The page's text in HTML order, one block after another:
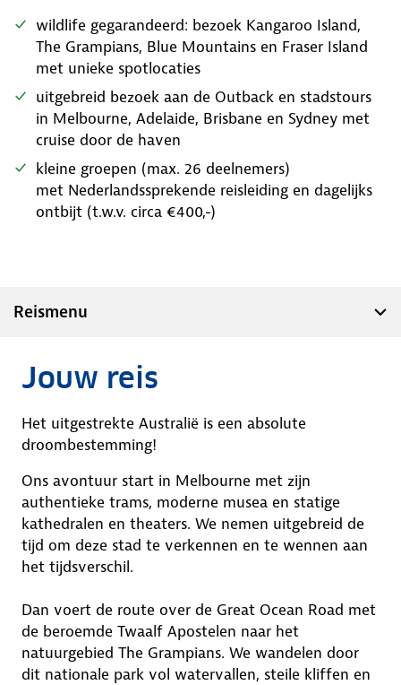
wildlife gegarandeerd: bezoek Kangaroo Island,
The Grampians, Blue Mountains en Fraser Island
met unieke spotlocaties
uitgebreid bezoek aan de Outback en stadstours
in Melbourne, Adelaide, Brisbane en Sydney met
cruise door de haven
kleine groepen (max. 26 deelnemers)
met Nederlandssprekende reisleiding en dagelijks
ontbijt (t.w.v. circa €400,-)
Reismenu
Jouw reis
Het uitgestrekte Australië is een absolute
droombestemming!
Ons avontuur start in Melbourne met zijn
authentieke trams, moderne musea en statige
kathedralen en theaters. We nemen uitgebreid de
tijd om deze stad te verkennen en te wennen aan
het tijdsverschil.
Dan voert de route over de Great Ocean Road met
de beroemde Twaalf Apostelen naar het
natuurgebied The Grampians. We wandelen door
dit nationale park vol watervallen, steile kliffen en